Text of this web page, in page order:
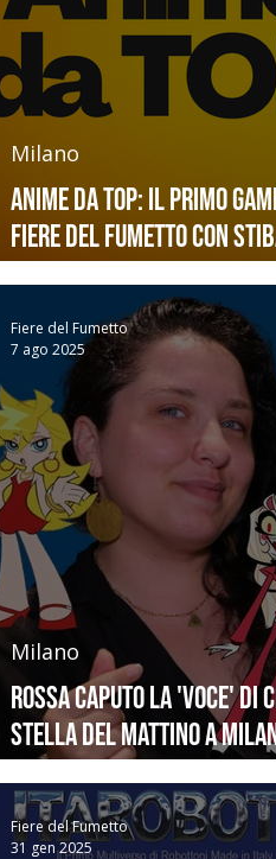
Anime da Top: il primo
Fiere del Fumetto con
Milano
Rossa Caputo la 'voce' di
Stella del Mattino a
Milano
Fiere del Fumetto
7 ago 2025
Fiere del Fumetto
31 gen 2025